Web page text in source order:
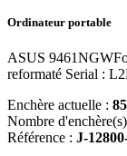
Ordinateur portable
ASUS
reformaté Serial :
Enchère actuelle :
Nombre d'enchère(s)
Référence : J-